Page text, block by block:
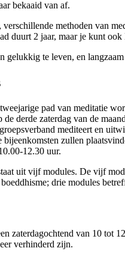
bekaaid van af.
methoden van
duurt 2 jaar, maar je kunt ook
gelukkig te leven, en
pad van meditatie
derde zaterdag van de
mediteert en
bijeenkomsten zullen
12.30 uur.
uit vijf modules. De vijf
drie modules
zaterdagochtend van 10 tot
verhinderd zijn.